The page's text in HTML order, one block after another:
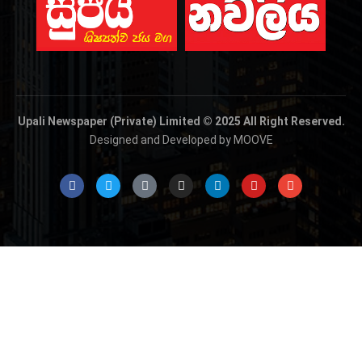
Upali Newspaper (Private) Limited © 2025 All Right Reserved.
Designed and Developed by MOOVE